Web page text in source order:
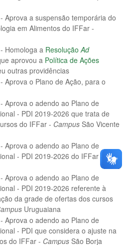
- Aprova a suspensão temporária do
em Alimentos do IFFar -
- Homologa a Resolução Ad
aprovou a Política de Ações
outras providências
- Aprova o Plano de Ação, para o
- Aprova o adendo ao Plano de
- PDI 2019-2026 que trata de
do IFFar - Campus São Vicente
- Aprova o adendo ao Plano de
- PDI 2019-2026 do IFFar -
- Aprova o adendo ao Plano de
- PDI 2019-2026 referente à
da grade de ofertas dos cursos
Uruguaiana
- Aprova o adendo ao Plano de
- PDI que considera o ajuste na
do IFFar - Campus São Borja